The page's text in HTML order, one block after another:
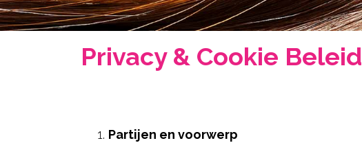
Diensten
Hair
Privacy & Cookie Beleid
Partijen en voorwerp